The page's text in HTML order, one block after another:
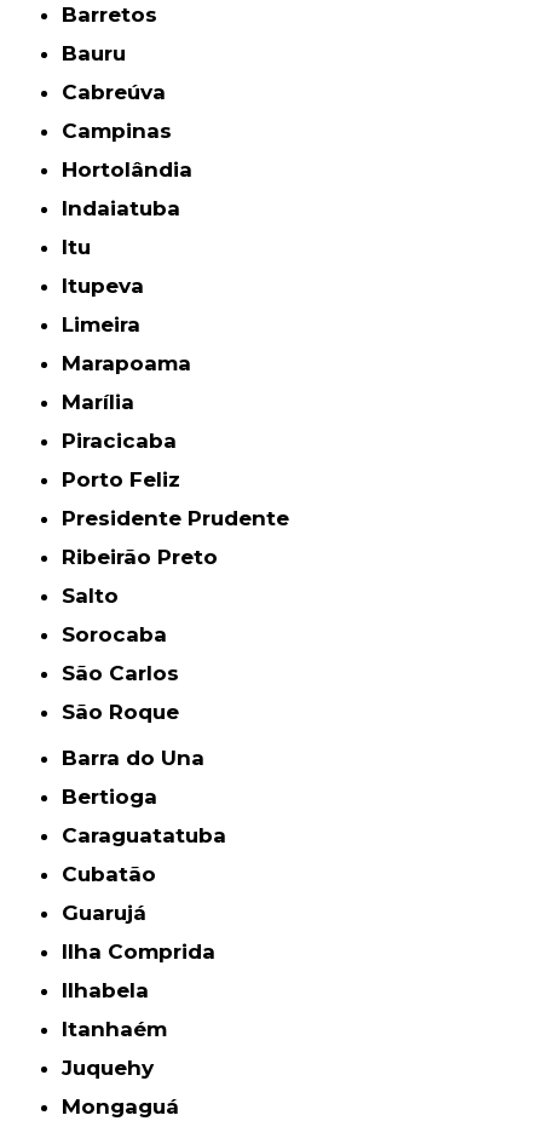
Barretos
Bauru
Cabreúva
Campinas
Hortolândia
Indaiatuba
Itu
Itupeva
Limeira
Marapoama
Marília
Piracicaba
Porto Feliz
Presidente Prudente
Ribeirão Preto
Salto
Sorocaba
São Carlos
São Roque
Barra do Una
Bertioga
Caraguatatuba
Cubatão
Guarujá
Ilha Comprida
Ilhabela
Itanhaém
Juquehy
Mongaguá